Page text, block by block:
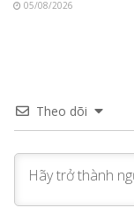
05/08/2026
Theo dõi